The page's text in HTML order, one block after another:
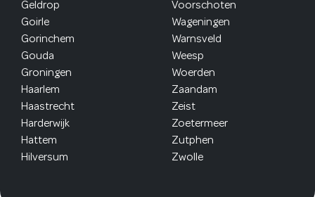
Geldrop
Goirle
Gorinchem
Gouda
Groningen
Haarlem
Haastrecht
Harderwijk
Hattem
Hilversum
Voorschoten
Wageningen
Warnsveld
Weesp
Woerden
Zaandam
Zeist
Zoetermeer
Zutphen
Zwolle